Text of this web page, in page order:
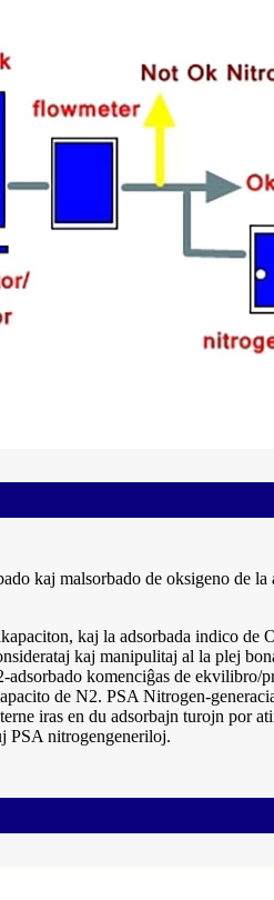
kaj malsorbado de oksigeno de
kaj la adsorbada indico de
kaj manipulitaj al la plej
komenciĝas de ekvilibro/
de N2. PSA Nitrogen-
iras en du adsorbajn turojn por
PSA nitrogengeneriloj.